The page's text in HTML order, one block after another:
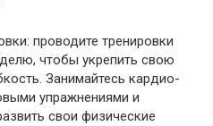
проводите тренировки
чтобы укрепить свою
Занимайтесь кардио-
упражнениями и
свои физические